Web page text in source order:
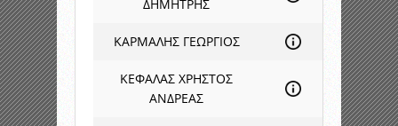
ΔΗΜΗΤΡΗΣ
ΚΑΡΜΑΛΗΣ ΓΕΩΡΓΙΟΣ
ΚΕΦΑΛΑΣ ΧΡΗΣΤΟΣ
ΑΝΔΡΕΑΣ